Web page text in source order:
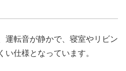
運転音が静かで、寝室やリビン
い仕様となっています。